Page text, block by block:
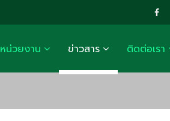
หน่วยงาน ข่าวสาร ติดต่อเรา